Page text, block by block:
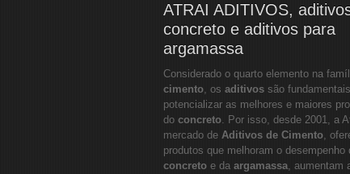
ATRAI ADITIVOS,
concreto e aditivos para
argamassa
Considerado o quarto elemento na
cimento, os aditivos são
potencializar as melhores e maiores
do concreto. Por isso, desde 2001, a
mercado de Aditivos de Cimento,
produtos que melhoram o desempenho
concreto e da argamassa, aumentam